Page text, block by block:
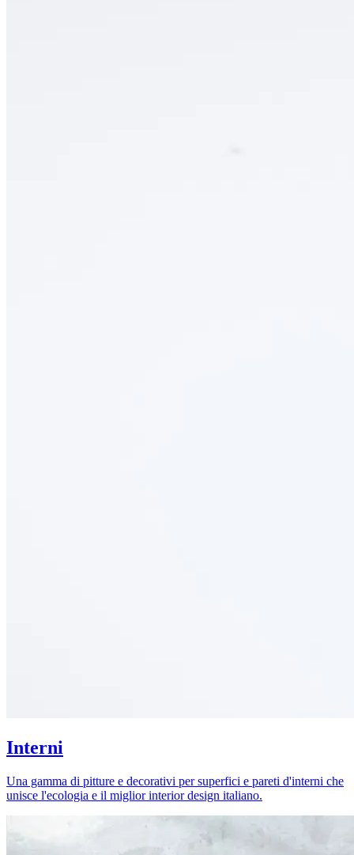
Interni
Una gamma di pitture e decorativi per superfici e pareti d'interni che
unisce l'ecologia e il miglior interior design italiano.